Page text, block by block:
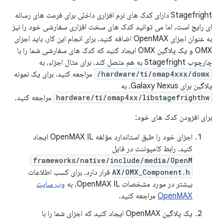
Stagefright دارای کدک های نرم افزاری داخلی برای فرمت های رسانه
ای رایج است، اما می توانید کدک های سخت افزاری سفارشی خود را نیز
به عنوان اجزای OpenMAX اضافه کنید. برای انجام این کار، باید اجزای
OMX و یک پلاگین OMX ایجاد کنید که کدک های سفارشی شما را با
چارچوب Stagefright به هم متصل کند. برای مثال اجزاء، به
hardware/ti/omap4xxx/domx/
مراجعه کنید. برای یک نمونه
پلاگین برای Galaxy Nexus، به
hardware/ti/omap4xx/libstagefrighthw مراجعه کنید.
برای افزودن کدک های خود:
اجزای خود را طبق استاندارد مؤلفه OpenMAX IL ایجاد
کنید. رابط کامپوننت در فایل
frameworks/native/include/media/OpenM
AX/OMX_Component.h قرار دارد. برای کسب اطلاعات
بیشتر در مورد مشخصات OpenMAX IL، به
وب سایت
OpenMAX مراجعه کنید.
یک پلاگین OpenMAX ایجاد کنید که اجزای شما را با